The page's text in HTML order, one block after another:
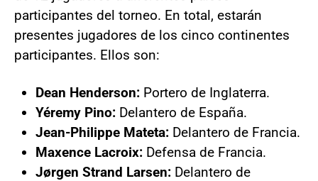
participantes del torneo. En total, estarán
presentes jugadores de los cinco continentes
participantes. Ellos son:
Dean Henderson: Portero de Inglaterra.
Yéremy Pino: Delantero de España.
Jean-Philippe Mateta: Delantero de Francia.
Maxence Lacroix: Defensa de Francia.
Jørgen Strand Larsen: Delantero de